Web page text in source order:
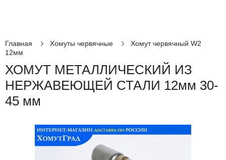
Главная Хомуты червячные
Хомут червячный W2
12мм
ХОМУТ МЕТАЛЛИЧЕСКИЙ ИЗ
НЕРЖАВЕЮЩЕЙ СТАЛИ 12мм 30-
45 мм